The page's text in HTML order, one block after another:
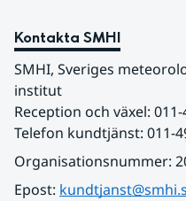
Kontakta SMHI
SMHI, Sveriges
institut
Reception och växel: 011-
Telefon kundtjänst: 011-
Organisationsnummer:
Epost: